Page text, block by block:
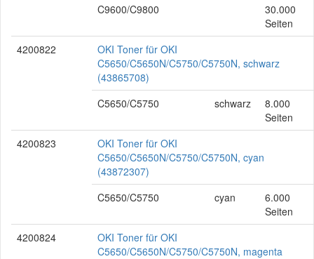
C9600/C9800
30.000
Seiten
4200822
OKI Toner für OKI
C5650/C5650N/C5750/C5750N, schwarz
(43865708)
C5650/C5750
schwarz
8.000
Seiten
4200823
OKI Toner für OKI
C5650/C5650N/C5750/C5750N, cyan
(43872307)
C5650/C5750
cyan
6.000
Seiten
4200824
OKI Toner für OKI
C5650/C5650N/C5750/C5750N, magenta